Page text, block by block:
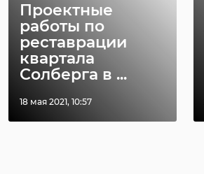
Проектные
работы по
реставрации
квартала
Солберга в ...
18 мая 2021, 10:57